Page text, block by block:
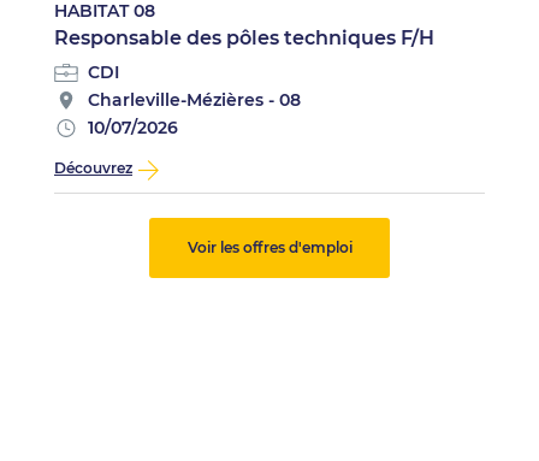
HABITAT 08
Responsable des pôles techniques F/H
CDI
Charleville-Mézières - 08
10/07/2026
Découvrez
Voir les offres d'emploi